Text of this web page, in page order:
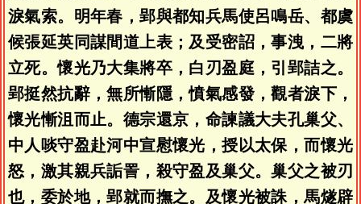
淚氣索。明年春，郢與都知兵馬使呂鳴岳、都虞
候張延英同謀間道上表；及受密詔，事洩，二將
立死。懷光乃大集將卒，白刃盈庭，引郢詰之。
郢挺然抗辭，無所慚隱，憤氣感發，觀者淚下，
懷光慚沮而止。德宗還京，命諫議大夫孔巢父、
中人啖守盈赴河中宣慰懷光，授以太保，而懷光
怒，激其親兵詬詈，殺守盈及巢父。巢父之被刃
也，委於地，郢就而撫之。及懷光被誅，馬燧辟